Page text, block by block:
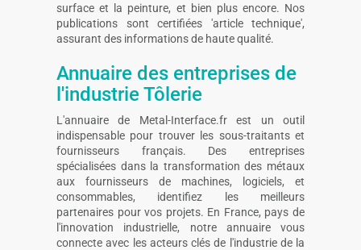
surface et la peinture, et bien plus encore. Nos
publications sont certifiées 'article technique',
assurant des informations de haute qualité.
Annuaire des entreprises de
l'industrie Tôlerie
L'annuaire de Metal-Interface.fr est un outil
indispensable pour trouver les sous-traitants et
fournisseurs français. Des entreprises
spécialisées dans la transformation des métaux
aux fournisseurs de machines, logiciels, et
consommables, identifiez les meilleurs
partenaires pour vos projets. En France, pays de
l'innovation industrielle, notre annuaire vous
connecte avec les acteurs clés de l'industrie de la